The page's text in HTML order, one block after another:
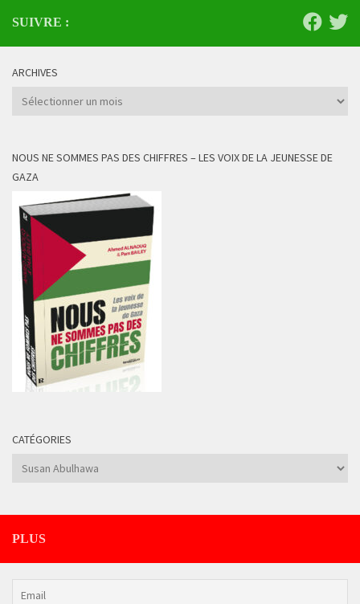
SUIVRE :
ARCHIVES
Archives
NOUS NE SOMMES PAS DES CHIFFRES – LES VOIX DE LA JEUNESSE DE
GAZA
CATÉGORIES
Catégories
PLUS